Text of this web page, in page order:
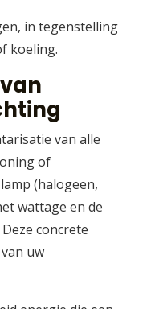
in tegenstelling
koeling.
van alle
of
(halogeen,
wattage en de
concrete
uw